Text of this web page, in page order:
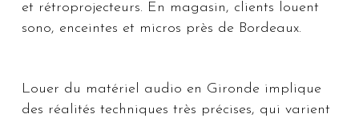
Louer du matériel audio en Gironde implique
des réalités techniques très précises, qui varient